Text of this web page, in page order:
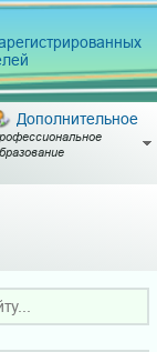
Дополнительное